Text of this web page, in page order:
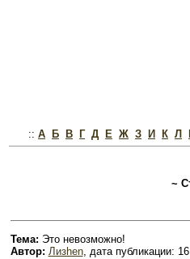
:: А Б В Г Д Е Ж З И К Л
~
Тема: Это невозможно!
Автор: Лизhen, дата публикации: